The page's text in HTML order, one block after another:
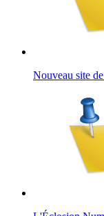
Nouveau site